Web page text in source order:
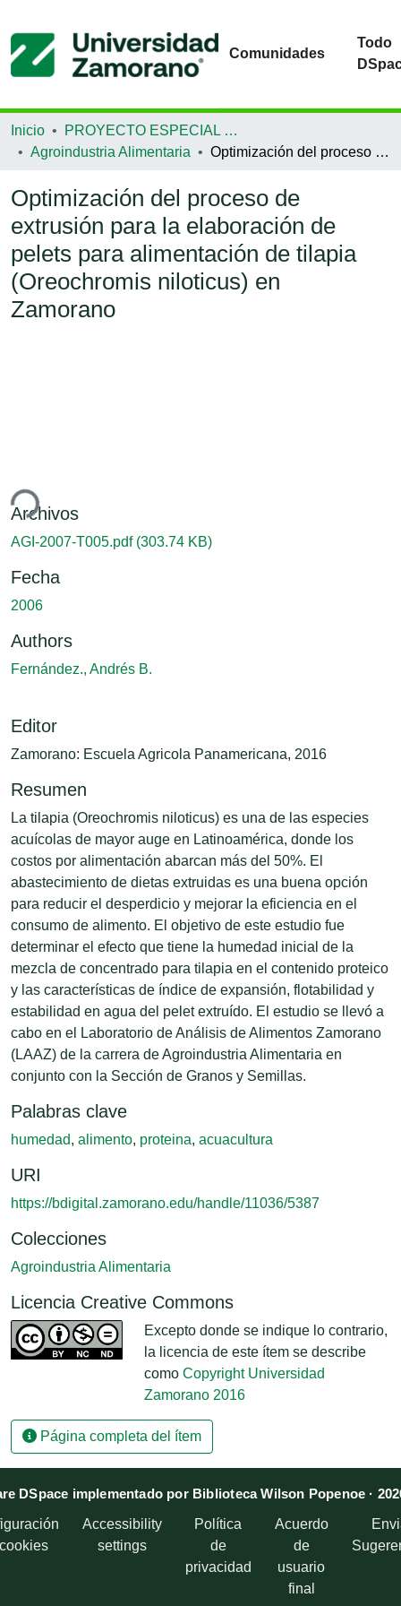
Comunidades
Todo
Inicio
PROYECTO ESPECIAL DE GRADUACIÓN
Agroindustria Alimentaria
Optimización del proceso de extrusión para la elaboración de pelets para alimentación de tilapia (Oreochromis niloticus) en Zamorano
Optimización del proceso de
extrusión para la elaboración de
pelets para alimentación de tilapia
(Oreochromis niloticus) en
Zamorano
Archivos
AGI-2007-T005.pdf (303.74 KB)
Fecha
2006
Authors
Fernández., Andrés B.
Editor
Zamorano: Escuela Agricola Panamericana, 2016
Resumen
La tilapia (Oreochromis niloticus) es una de las especies
acuícolas de mayor auge en Latinoamérica, donde los
costos por alimentación abarcan más del 50%. El
abastecimiento de dietas extruidas es una buena opción
para reducir el desperdicio y mejorar la eficiencia en el
consumo de alimento. El objetivo de este estudio fue
determinar el efecto que tiene la humedad inicial de la
mezcla de concentrado para tilapia en el contenido proteico
y las características de índice de expansión, flotabilidad y
estabilidad en agua del pelet extruído. El estudio se llevó a
cabo en el Laboratorio de Análisis de Alimentos Zamorano
(LAAZ) de la carrera de Agroindustria Alimentaria en
conjunto con la Sección de Granos y Semillas.
Palabras clave
humedad, alimento, proteina, acuacultura
URI
https://bdigital.zamorano.edu/handle/11036/5387
Colecciones
Agroindustria Alimentaria
Licencia Creative Commons
Excepto donde se indique lo contrario,
la licencia de este ítem se describe
como Copyright Universidad
Zamorano 2016
Página completa del ítem
DSpace implementado por Biblioteca Wilson Popenoe ·
Accessibility
settings
Política
de
privacidad
Acuerdo
de
usuario
final